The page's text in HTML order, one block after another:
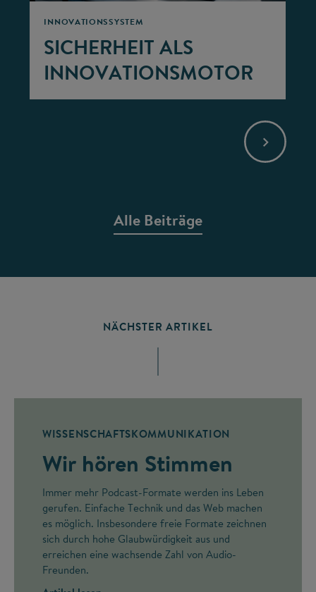
INNOVATIONSSYSTEM
SICHERHEIT ALS
INNOVATIONSMOTOR
Alle Beiträge
NÄCHSTER ARTIKEL
WISSENSCHAFTSKOMMUNIKATION
Wir hören Stimmen
Immer mehr Podcast-Formate werden ins Leben
gerufen. Einfache Technik und das Web machen
es möglich. Insbesondere freie Formate zeichnen
sich durch hohe Glaubwürdigkeit aus und
erreichen eine wachsende Zahl von Audio-
Freunden.